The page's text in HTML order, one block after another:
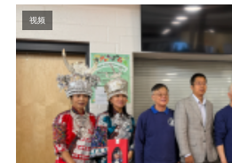
视频